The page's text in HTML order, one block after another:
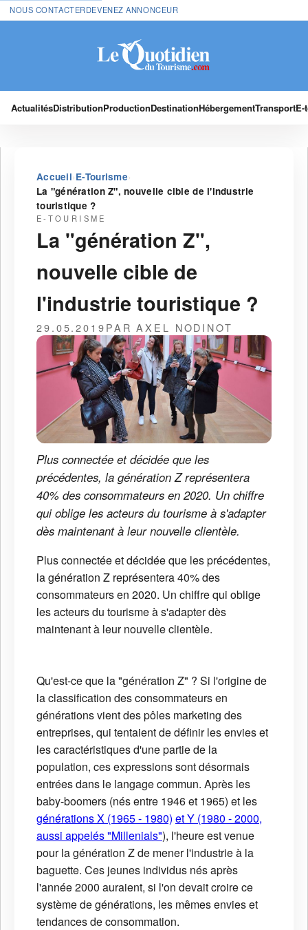
NOUS CONTACTERDEVENEZ ANNONCEUR
ActualitésDistributionProductionDestinationHébergementTransport
Accueil›E-Tourisme›
La "génération Z", nouvelle cible de l'industrie
touristique ?
E-TOURISME
La "génération Z",
nouvelle cible de
l'industrie touristique ?
29.05.2019PAR AXEL NODINOT
Plus connectée et décidée que les
précédentes, la génération Z représentera
40% des consommateurs en 2020. Un chiffre
qui oblige les acteurs du tourisme à s'adapter
dès maintenant à leur nouvelle clientèle.
Plus connectée et décidée que les précédentes,
la génération Z représentera 40% des
consommateurs en 2020. Un chiffre qui oblige
les acteurs du tourisme à s'adapter dès
maintenant à leur nouvelle clientèle.
Qu'est-ce que la "génération Z" ? Si l'origine de
la classification des consommateurs en
générations vient des pôles marketing des
entreprises, qui tentaient de définir les envies et
les caractéristiques d'une partie de la
population, ces expressions sont désormais
entrées dans le langage commun. Après les
baby-boomers (nés entre 1946 et 1965) et les
générations X (1965 - 1980) et Y (1980 - 2000,
aussi appelés "Millenials"), l'heure est venue
pour la génération Z de mener l'industrie à la
baguette. Ces jeunes individus nés après
l'année 2000 auraient, si l'on devait croire ce
système de générations, les mêmes envies et
tendances de consommation.